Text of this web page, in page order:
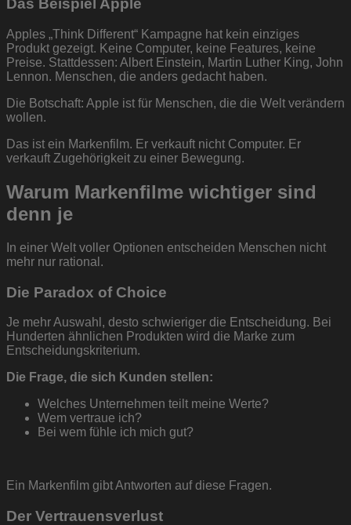
Das Beispiel Apple
Apples „Think Different“ Kampagne hat kein einziges
Produkt gezeigt. Keine Computer, keine Features, keine
Preise. Stattdessen: Albert Einstein, Martin Luther King, John
Lennon. Menschen, die anders gedacht haben.
Die Botschaft: Apple ist für Menschen, die die Welt verändern
wollen.
Das ist ein Markenfilm. Er verkauft nicht Computer. Er
verkauft Zugehörigkeit zu einer Bewegung.
Warum Markenfilme wichtiger sind
denn je
In einer Welt voller Optionen entscheiden Menschen nicht
mehr nur rational.
Die Paradox of Choice
Je mehr Auswahl, desto schwieriger die Entscheidung. Bei
Hunderten ähnlichen Produkten wird die Marke zum
Entscheidungskriterium.
Die Frage, die sich Kunden stellen:
Welches Unternehmen teilt meine Werte?
Wem vertraue ich?
Bei wem fühle ich mich gut?
Ein Markenfilm gibt Antworten auf diese Fragen.
Der Vertrauensverlust